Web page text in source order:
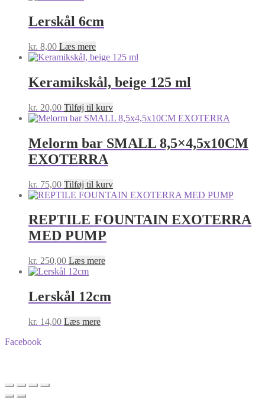
Lerskål 6cm
kr. 8,00 Læs mere
Keramikskål, beige 125 ml
kr. 20,00 Tilføj til kurv
Melorm bar SMALL 8,5×4,5x10CM
EXOTERRA
kr. 75,00 Tilføj til kurv
REPTILE FOUNTAIN EXOTERRA
MED PUMP
kr. 250,00 Læs mere
Lerskål 12cm
kr. 14,00 Læs mere
Facebook